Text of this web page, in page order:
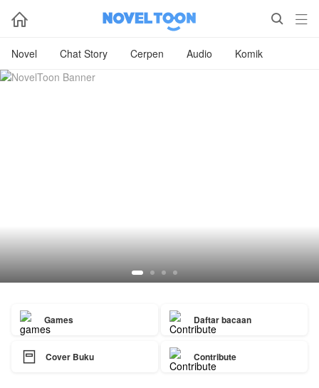
  
Novel Chat Story Cerpen Audio Komik
Games Daftar bacaan
 Cover Buku Contribute